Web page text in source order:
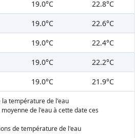
19.0°C
22.8°C
19.0°C
22.6°C
19.0°C
22.4°C
19.0°C
22.2°C
19.0°C 21.9°C
température de l'eau
de l'eau à cette date ces
de température de l'eau